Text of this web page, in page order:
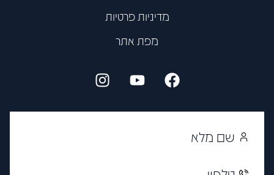
מדיניות פרטיות
מפת אתר